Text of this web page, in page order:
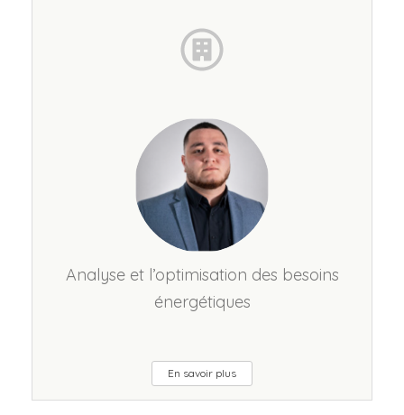
Analyse et l’optimisation des besoins
énergétiques
En savoir plus